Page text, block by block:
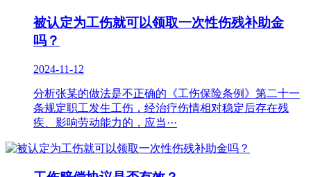
被认定为工伤就可以领取一次性伤残补助金
吗？
2024-11-12
分析张某的做法是不正确的《工伤保险条例》第二十一
条规定职工发生工伤，经治疗伤情相对稳定后存在残
疾、影响劳动能力的，应当···